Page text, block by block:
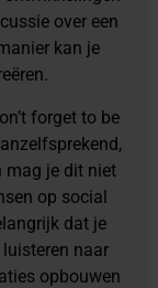
over een
kan je
forget to be
mag je dit niet
op social
dat je
naar
opbouwen